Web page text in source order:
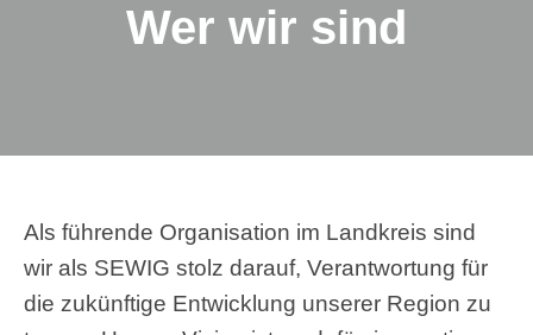
Wer wir sind
Als führende Organisation im Landkreis sind
wir als SEWIG stolz darauf, Verantwortung für
die zukünftige Entwicklung unserer Region zu